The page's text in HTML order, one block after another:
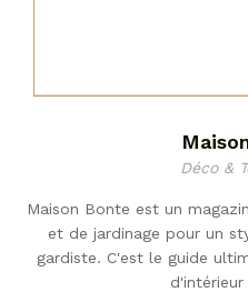
Déco &
Maison Bonte est un
et de jardinage pour un
gardiste. C'est le guide